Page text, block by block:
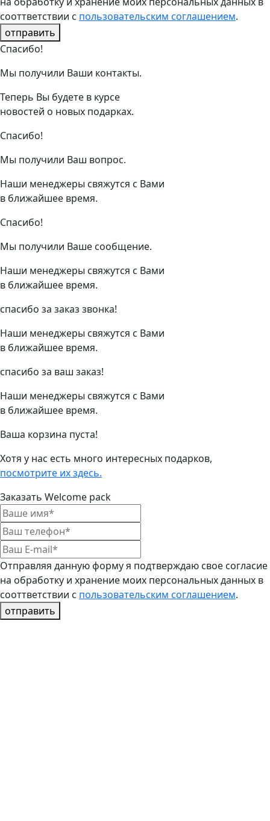
сооттветствии с пользовательским соглашением.
отправить
Спасибо!
Мы получили Ваши контакты.
Теперь Вы будете в курсе
новостей о новых подарках.
Спасибо!
Мы получили Ваш вопрос.
Наши менеджеры свяжутся с Вами
в ближайшее время.
Спасибо!
Мы получили Ваше сообщение.
Наши менеджеры свяжутся с Вами
в ближайшее время.
спасибо за заказ звонка!
Наши менеджеры свяжутся с Вами
в ближайшее время.
спасибо за ваш заказ!
Наши менеджеры свяжутся с Вами
в ближайшее время.
Ваша корзина пуста!
Хотя у нас есть много интересных подарков,
посмотрите их здесь.
Заказать Welcome pack
Отправляя данную форму я подтверждаю свое согласие
на обработку и хранение моих персональных данных в
сооттветствии с пользовательским соглашением.
отправить